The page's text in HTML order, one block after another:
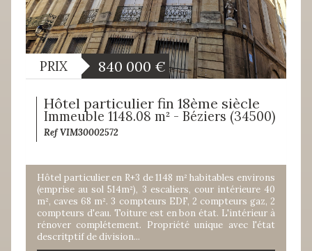
PRIX 840 000 €
Hôtel particulier fin 18ème siècle
Immeuble 1148.08 m² - Béziers (34500)
Ref VIM30002572
Hôtel particulier en R+3 de 1148 m² habitables environs
(emprise au sol 514m²), 3 escaliers, cour intérieure 40
m², caves 68 m². 3 compteurs EDF, 2 compteurs gaz, 2
compteurs d'eau. Toiture est en bon état. L'intérieur à
rénover complétement. Propriété unique avec l'état
descritptif de division...